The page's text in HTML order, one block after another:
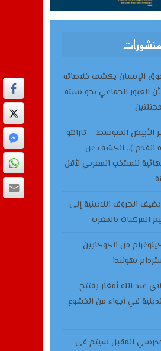
الإنسان يكشف خلاصاته
العبور الجماعي نحو سبتة
الأبيض المتوسط – تارانتو
(كرة القدم ).. الكشف عن
للمنتخب المغربي لأقل
الحروف اللاتينية إلى
المركبات بالمغرب
800 كيلوغرام من الكوكايين
بهولندا
عبد الله أمغار يفتتح
في أجواء من الخشوع
المقبل سیتم في